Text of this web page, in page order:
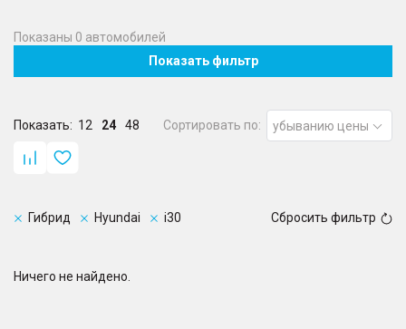
Показаны 0 автомобилей
Показать фильтр
Показать: 12 24 48 Сортировать по: убыванию цены
Гибрид Hyundai i30 Сбросить фильтр
Ничего не найдено.